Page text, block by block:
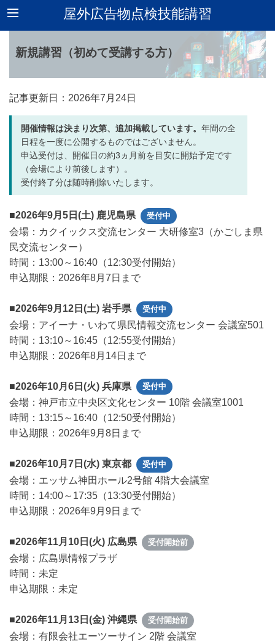
屋外広告物点検技能講習
新規講習（初めて受講する方）
記事更新日： 2026年7月24日
開催情報は決まり次第、追加掲載しています。 年間の全
日程を一度に公開するものではございません。
申込受付は、開催日の約3ヵ月前を目安に開始予定です
（会場により前後します）。
受付終了分は随時削除いたします。
■2026年9月5日(土) 鹿児島県 受付中
会場：カクイックス交流センター 大研修室3（かごしま県
民交流センター）
時間：13:00～16:40（12:30受付開始）
申込期限：2026年8月7日まで
■2026年9月12日(土) 岩手県 受付中
会場：アイーナ・いわて県民情報交流センター 会議室501
時間：13:10～16:45（12:55受付開始）
申込期限：2026年8月14日まで
■2026年10月6日(火) 兵庫県 受付中
会場：神戸市立中央区文化センター 10階 会議室1001
時間：13:15～16:40（12:50受付開始）
申込期限：2026年9月8日まで
■2026年10月7日(水) 東京都 受付中
会場：エッサム神田ホール2号館 4階大会議室
時間：14:00～17:35（13:30受付開始）
申込期限：2026年9月9日まで
■2026年11月10日(火) 広島県 受付開始前
会場：広島県情報プラザ
時間：未定
申込期限：未定
■2026年11月13日(金) 沖縄県 受付開始前
会場：有限会社エーツーサイン 2階 会議室